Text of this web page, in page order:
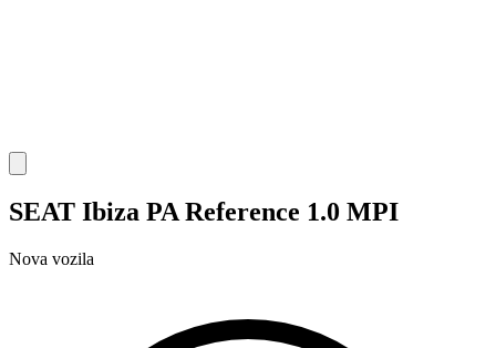
SEAT Ibiza PA Reference 1.0 MPI
Nova vozila